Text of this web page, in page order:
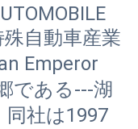
殊自動車産業
Emperor
である---湖
社は1997